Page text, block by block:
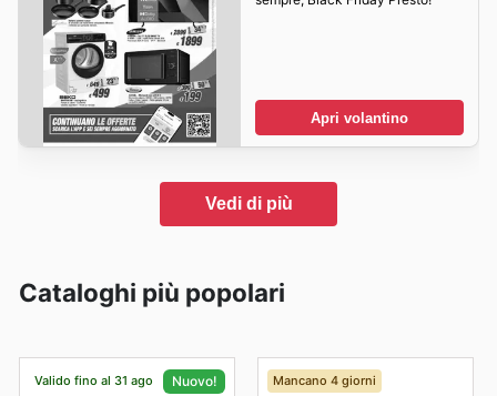
Apri volantino
Vedi di più
Cataloghi più popolari
Valido fino al 31 ago Nuovo! Mancano 4 giorni